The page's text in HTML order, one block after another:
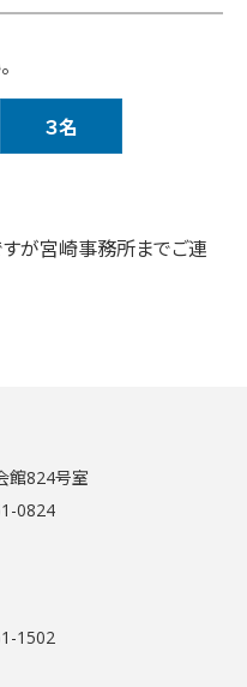
３名
が宮崎事務所までご連
館824号室
0824
1502